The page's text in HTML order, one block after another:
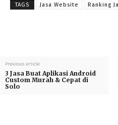
Baca Selengkapnya
TAGS Jasa Website Ranking
Previous article
3 Jasa Buat Aplikasi Android
Custom Murah & Cepat di
Solo